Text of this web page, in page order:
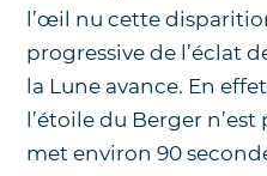
l’œil nu cette
progressive de l’éclat
la Lune avance. En
l’étoile du Berger
met environ 90